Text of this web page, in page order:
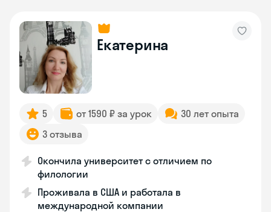
Екатерина
5 от 1590 ₽ за урок
30 лет опыта
3 отзыва
Окончила университет с отличием по
филологии
Проживала в США и работала в
международной компании